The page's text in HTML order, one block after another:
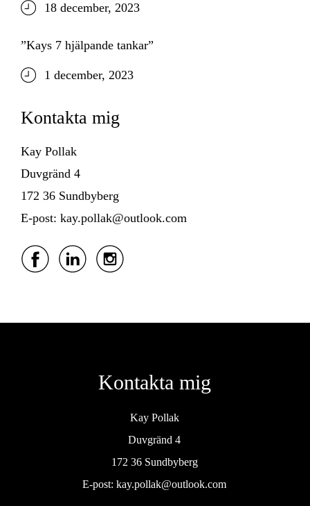
18 december, 2023
”Kays 7 hjälpande tankar”
1 december, 2023
Kontakta mig
Kay Pollak
Duvgränd 4
172 36 Sundbyberg
E-post: kay.pollak@outlook.com
Kontakta mig
Kay Pollak
Duvgränd 4
172 36 Sundbyberg
E-post: kay.pollak@outlook.com